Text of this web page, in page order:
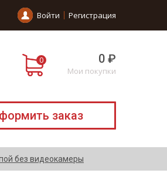
Войти Регистрация
0 ₽
Мои покупки
заказ
без видеокамеры